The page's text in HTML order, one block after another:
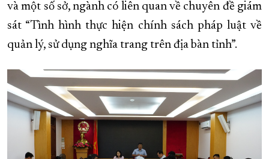
và một số sở, ngành có liên quan về chuyên đề giám
sát “Tình hình thực hiện chính sách pháp luật về
quản lý, sử dụng nghĩa trang trên địa bàn tỉnh”.